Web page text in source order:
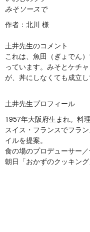
みそソースで
作者：北川 様
土井先生のコメント
これは、魚田（ぎょでん
っています。みそとケチ
が、丼にしなくても成立し
土井先生プロフィール
1957年大阪府生まれ。料
スイス・フランスでフラ
イルを提案。
食の場のプロデューサー
朝日「おかずのクッキン